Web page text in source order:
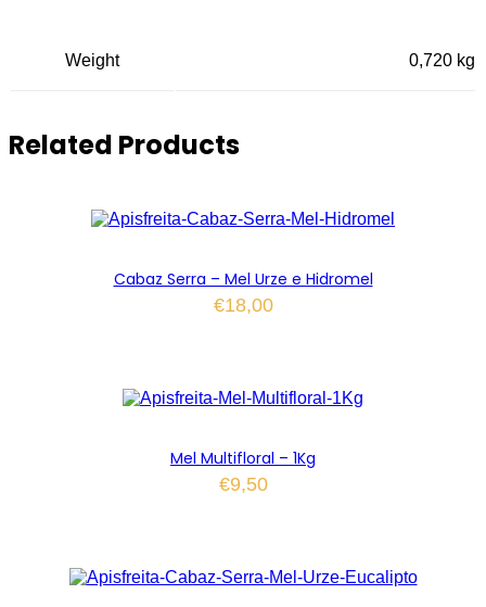
Weight 0,720 kg
Related Products
Cabaz Serra – Mel Urze e Hidromel
€18,00
Mel Multifloral – 1Kg
€9,50